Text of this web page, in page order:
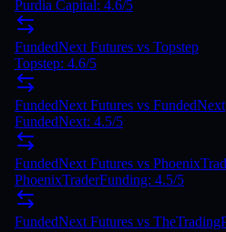
Purdia Capital: 4.6/5
FundedNext Futures vs Topstep
Topstep: 4.6/5
FundedNext Futures vs FundedNext
FundedNext: 4.5/5
FundedNext Futures vs
PhoenixTraderFunding: 4.5/5
FundedNext Futures vs